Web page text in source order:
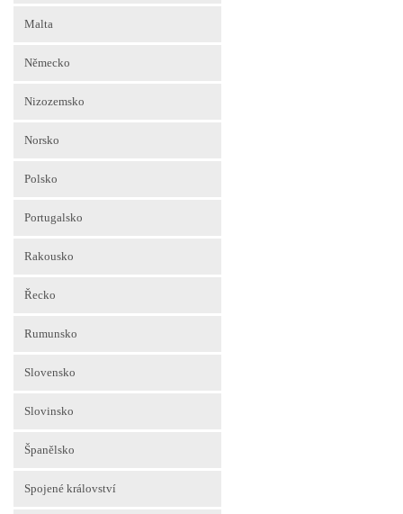
Malta
Německo
Nizozemsko
Norsko
Polsko
Portugalsko
Rakousko
Řecko
Rumunsko
Slovensko
Slovinsko
Španělsko
Spojené království